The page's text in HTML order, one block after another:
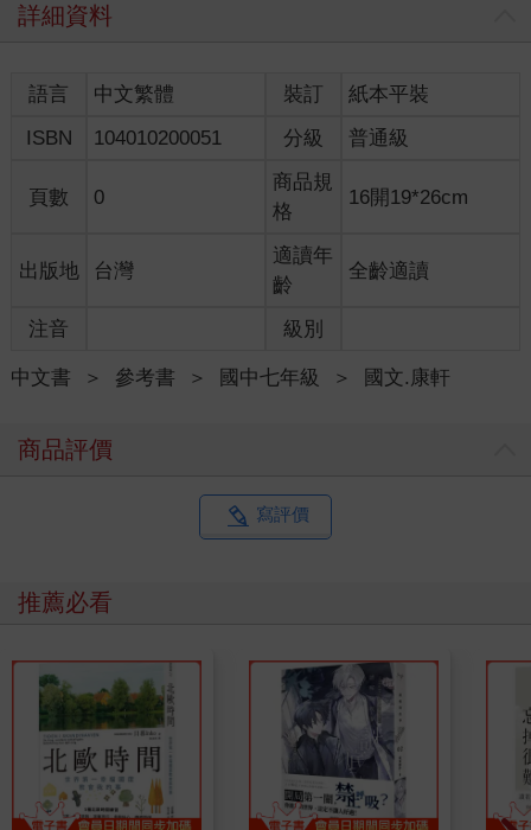
詳細資料
語言 中文繁體 裝訂
紙本平裝
ISBN
104010200051 分級 普通級
頁數 0
商品規
格
16開19*26cm
出版地 台灣
適讀年
齡
全齡適讀
注音 級別
中文書 ＞ 參考書 ＞ 國中七年級 ＞ 國文.康軒
商品評價
寫評價
推薦必看